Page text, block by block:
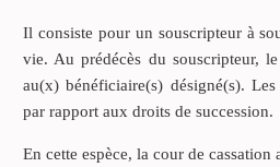
Il consiste pour un souscripteur à
vie. Au prédécès du souscripteur,
au(x) bénéficiaire(s) désigné(s).
par rapport aux droits de succession.
En cette espèce, la cour de cassation